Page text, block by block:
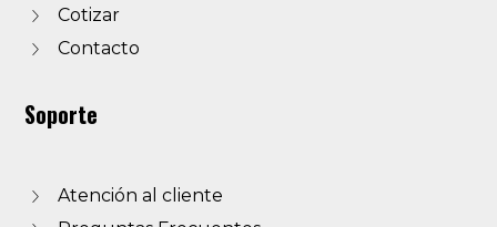
Cotizar
Contacto
Soporte
Atención al cliente